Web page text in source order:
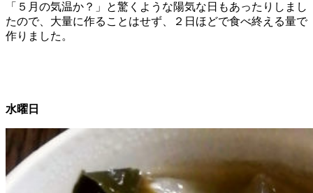
「５月の気温か？」と驚くような陽気な日もあったりしまし
たので、大量に作ることはせず、２日ほどで食べ終える量で
作りました。
水曜日